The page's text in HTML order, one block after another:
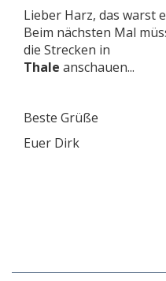
Lieber Harz, das warst
Beim nächsten Mal
die Strecken in
Thale anschauen...
Beste Grüße
Euer Dirk